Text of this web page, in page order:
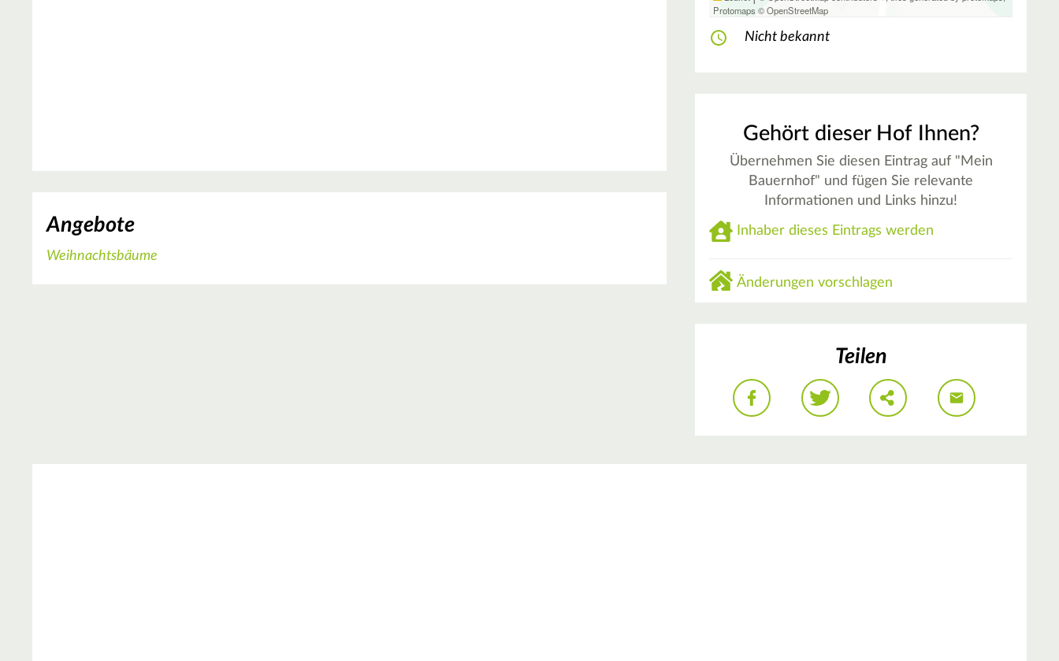
Angebote
Weihnachtsbäume
Protomaps ©OpenStreetMap
Nicht bekannt
Gehört dieser Hof Ihnen?
Übernehmen Sie diesen Eintrag auf "Mein
Bauernhof" und fügen Sie relevante
Informationen und Links hinzu!
Inhaber dieses Eintrags werden
Änderungen vorschlagen
Teilen